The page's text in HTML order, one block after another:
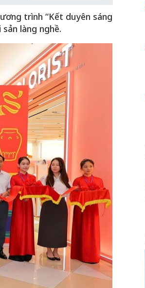
trình “Kết duyên sáng
làng nghề.
Xin lỗi, rồi sao nữa?!
Lê Xuân Thọ